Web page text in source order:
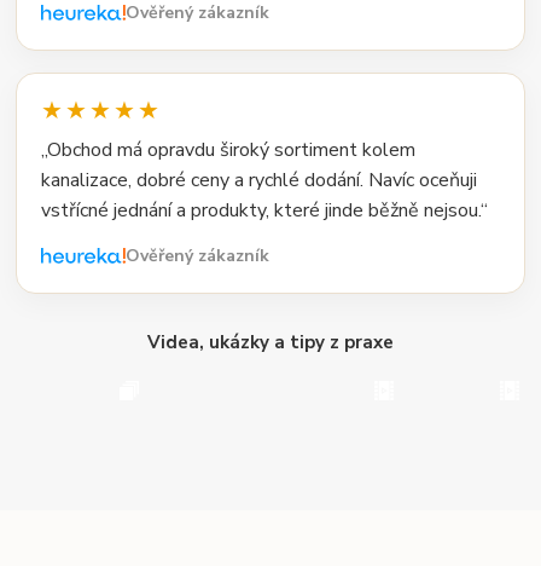
Ověřený zákazník
★★★★★
„Obchod má opravdu široký sortiment kolem
kanalizace, dobré ceny a rychlé dodání. Navíc oceňuji
vstřícné jednání a produkty, které jinde běžně nejsou.“
Ověřený zákazník
Videa, ukázky a tipy z praxe